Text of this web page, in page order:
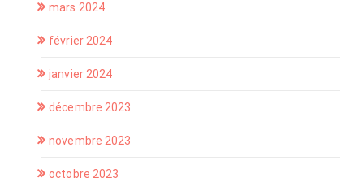
mars 2024
février 2024
janvier 2024
décembre 2023
novembre 2023
octobre 2023